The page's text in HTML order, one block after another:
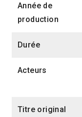
Année de
production
Durée
Acteurs
Titre original